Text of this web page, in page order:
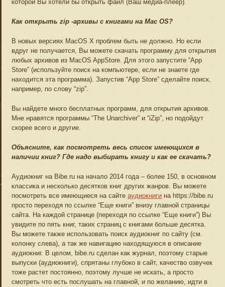
которой Вы хотели бы открыть файл (Ваш медиа-плеер).
Как открыть zip -архивы с книгами на Mac OS?
В новых версиях MacOS X проблем быть не должно. Но если
вдруг не получается, Вы можете скачать программу для открытия
любых архивов из MacOS AppStore. Для этого запустите “App
Store” (используйте поиск на компьютере, если не знаете где
находится эта программа). Запустив “App Store” сделайте поиск,
например, по слову “zip”.
Вы найдете много бесплатных программ, для открытия архивов.
Мне нравятся программы “The Unarchiver” и “iZip”, но подойдут
скорее всего и другие.
Объясните, как посмотреть весь список имеющихся в
наличии книг? Где надо выбирать книгу и как ее скачать?
Аудиокниг на Bibe.ru на начало 2014 года – более 150, в основном
классика и несколько десятков книг других жанров. Вы можете
посмотреть все имеющиеся на сайте аудиокниги на https://bibe.ru
просто переходя по ссылке “Еще книги” внизу главной страницы
сайта. На каждой странице (переходя по ссылке “Еще книги”) Вы
увидите по пять книг, таких страниц с книгами больше десятка.
Вы можете также использовать поиск аудиокниг по сайту (см.
колонку слева), а так же навигацию находящуюся в описание
аудиокниг. В целом, bibe.ru сделан как журнал, поэтому старые
выпуски (аудиокниги), спрятаны глубоко в сайт, качество озвучек
тоже растет постоянно, поэтому лучше не искать, а просто
смотреть что есть послушать на главной, и по желанию, идти в